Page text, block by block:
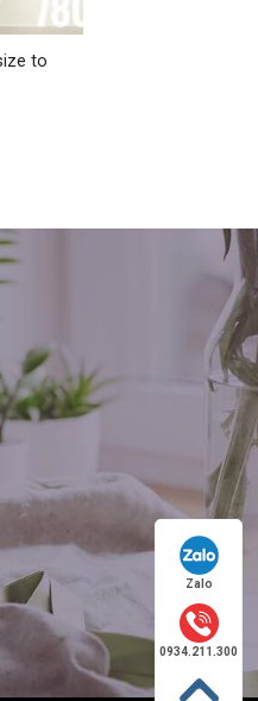
to
Zalo
0934.211.300